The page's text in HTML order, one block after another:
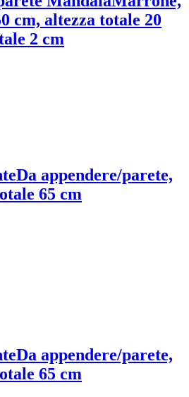
cm, altezza totale 20
2 cm
Da appendere/parete,
65 cm
Da appendere/parete,
65 cm